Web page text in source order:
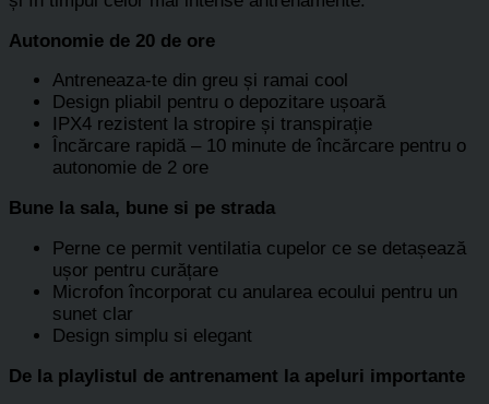
Autonomie de 20 de ore
Antreneaza-te din greu și ramai cool
Design pliabil pentru o depozitare ușoară
IPX4 rezistent la stropire și transpirație
Încărcare rapidă – 10 minute de încărcare pentru o
autonomie de 2 ore
Bune la sala, bune si pe strada
Perne ce permit ventilatia cupelor ce se detașează
ușor pentru curățare
Microfon încorporat cu anularea ecoului pentru un
sunet clar
Design simplu si elegant
De la playlistul de antrenament la apeluri importante